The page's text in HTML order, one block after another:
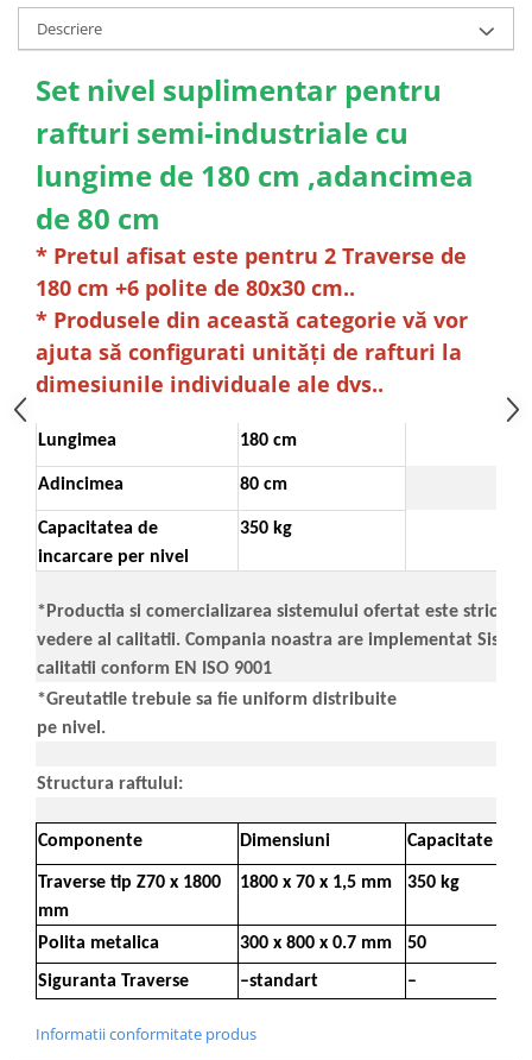
Descriere
Set nivel suplimentar pentru
rafturi semi-industriale cu
lungime de 180 cm ,adancimea
de 80 cm
* Pretul afisat este pentru 2 Traverse de
180 cm +6 polite de 80x30 cm..
* Produsele din această categorie vă vor
ajuta să configurati unități de rafturi la
dimesiunile individuale ale dvs..
Lungimea 180 cm
Adincimea 80 cm
Capacitatea de
incarcare per nivel
350 kg
*Productia si comercializarea sistemului ofertat este strict
vedere al calitatii. Compania noastra are implementat
calitatii conform EN ISO 9001
*Greutatile trebuie sa fie uniform distribuite
pe nivel.
Structura raftului:
Componente Dimensiuni Capacitate
Traverse tip Z70 x 1800
mm
1800 x 70 x 1,5 mm 350 kg
Polita metalica 300 x 800 x 0.7 mm 50
Siguranta Traverse
–standart –
Informatii conformitate produs